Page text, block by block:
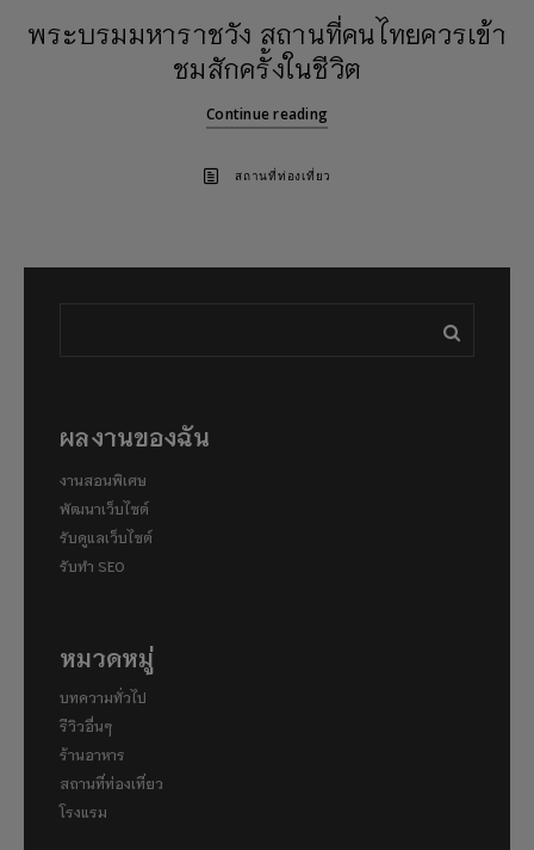
พระบรมมหาราชวัง สถานที่คนไทยควรเข้า
ชมสักครั้งในชีวิต
Continue reading
สถานที่ท่องเที่ยว
ผลงานของฉัน
งานสอนพิเศษ
พัฒนาเว็บไซต์
รับดูแลเว็บไซต์
รับทำ SEO
หมวดหมู่
บทความทั่วไป
รีวิวอื่นๆ
ร้านอาหาร
สถานที่ท่องเที่ยว
โรงแรม